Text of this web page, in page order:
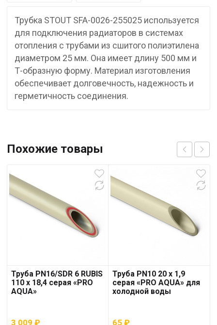
Трубка STOUT SFA-0026-255025 используется
для подключения радиаторов в системах
отопления с трубами из сшитого полиэтилена
диаметром 25 мм. Она имеет длину 500 мм и
Т-образную форму. Материал изготовления
обеспечивает долговечность, надежность и
герметичность соединения.
Похожие товары
Труба PN16/SDR 6 RUBIS
110 x 18,4 серая «PRO
AQUA»
3 009 ₽
Труба PN10 20 x 1,9
серая «PRO AQUA» для
холодной воды
65₽